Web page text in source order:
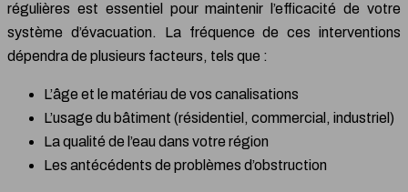
régulières est essentiel pour maintenir l’efficacité de votre
système d’évacuation. La fréquence de ces interventions
dépendra de plusieurs facteurs, tels que :
L’âge et le matériau de vos canalisations
L’usage du bâtiment (résidentiel, commercial, industriel)
La qualité de l’eau dans votre région
Les antécédents de problèmes d’obstruction